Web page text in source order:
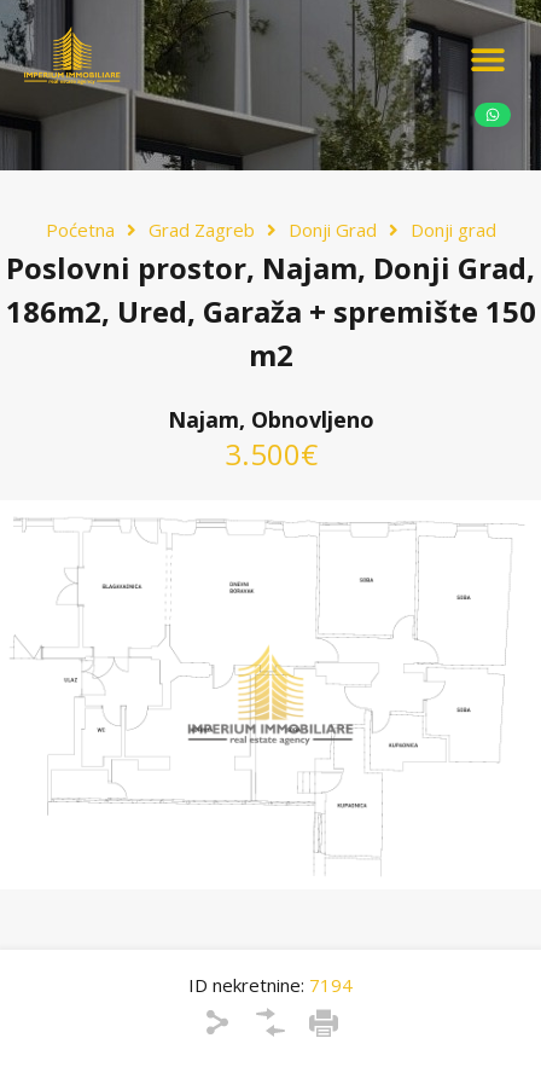
Poćetna Grad Zagreb Donji Grad Donji grad
Poslovni prostor, Najam, Donji Grad,
186m2, Ured, Garaža + spremište 150
m2
Najam, Obnovljeno
3.500€
ID nekretnine: 7194